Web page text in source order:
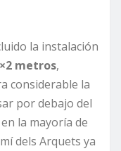
la instalación
metros,
considerable la
por debajo del
la mayoría de
dels Arquets ya